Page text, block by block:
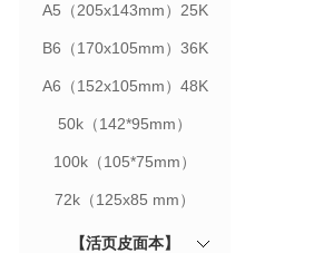
A5（205x143mm）25K
B6（170x105mm）36K
A6（152x105mm）48K
50k（142*95mm）
100k（105*75mm）
72k（125x85 mm）
【活页皮面本】